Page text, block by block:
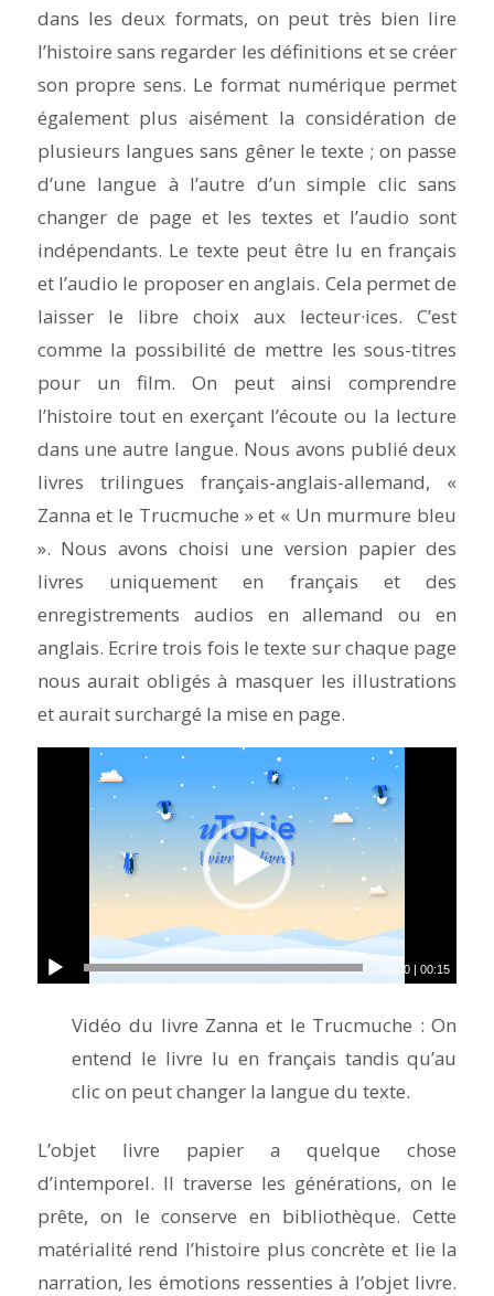
dans les deux formats, on peut très bien lire
l’histoire sans regarder les définitions et se créer
son propre sens. Le format numérique permet
également plus aisément la considération de
plusieurs langues sans gêner le texte ; on passe
d’une langue à l’autre d’un simple clic sans
changer de page et les textes et l’audio sont
indépendants. Le texte peut être lu en français
et l’audio le proposer en anglais. Cela permet de
laisser le libre choix aux lecteur·ices. C’est
comme la possibilité de mettre les sous-titres
pour un film. On peut ainsi comprendre
l’histoire tout en exerçant l’écoute ou la lecture
dans une autre langue. Nous avons publié deux
livres trilingues français-anglais-allemand, «
Zanna et le Trucmuche » et « Un murmure bleu
». Nous avons choisi une version papier des
livres uniquement en français et des
enregistrements audios en allemand ou en
anglais. Ecrire trois fois le texte sur chaque page
nous aurait obligés à masquer les illustrations
et aurait surchargé la mise en page.
00:00 |00:15
Vidéo du livre Zanna et le Trucmuche : On
entend le livre lu en français tandis qu’au
clic on peut changer la langue du texte.
L’objet livre papier a quelque chose
d’intemporel. Il traverse les générations, on le
prête, on le conserve en bibliothèque. Cette
matérialité rend l’histoire plus concrète et lie la
narration, les émotions ressenties à l’objet livre.